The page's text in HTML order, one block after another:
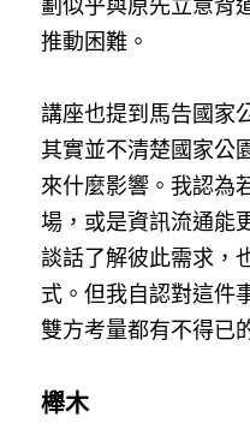
劃似乎與原先立意背
推動困難。
講座也提到馬告國家
其實並不清楚國家公
來什麼影響。我認為
場，或是資訊流通能
談話了解彼此需求，
式。但我自認對這件
雙方考量都有不得已
櫸木